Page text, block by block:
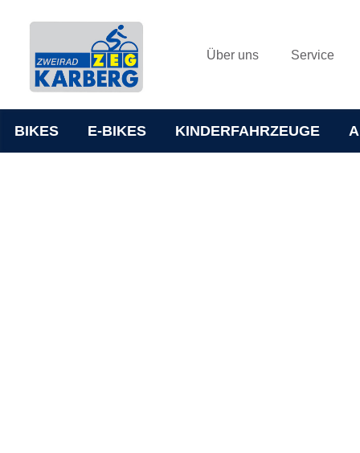
Über uns Service
BIKES E-BIKES KINDERFAHRZEUGE